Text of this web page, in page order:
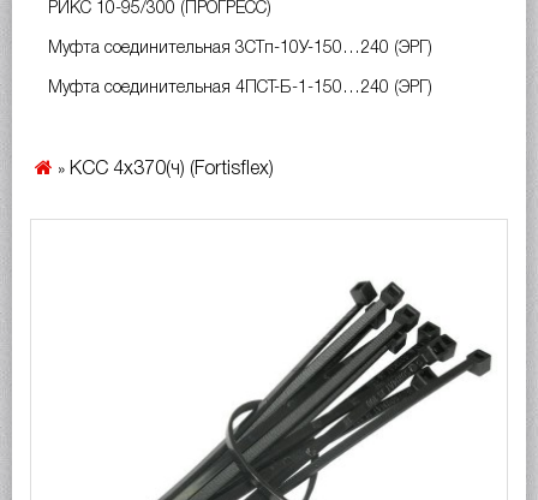
РИКС 10-95/300 (ПРОГРЕСС)
Муфта соединительная 3СТп-10У-150…240 (ЭРГ)
Муфта соединительная 4ПСТ-Б-1-150…240 (ЭРГ)
» КСС 4x370(ч) (Fortisflex)